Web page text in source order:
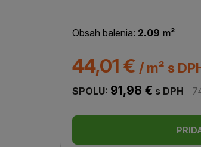
Obsah balenia: 2.09 m²
44,01 € / m² s
SPOLU: 91,98 € s DPH